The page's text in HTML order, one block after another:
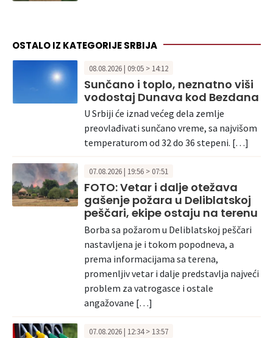
OSTALO IZ KATEGORIJE SRBIJA
08.08.2026 | 09:05 > 14:12
Sunčano i toplo, neznatno viši
vodostaj Dunava kod Bezdana
U Srbiji će iznad većeg dela zemlje
preovlađivati sunčano vreme, sa najvišom
temperaturom od 32 do 36 stepeni. […]
07.08.2026 | 19:56 > 07:51
FOTO: Vetar i dalje otežava
gašenje požara u Deliblatskoj
peščari, ekipe ostaju na terenu
Borba sa požarom u Deliblatskoj peščari
nastavljena je i tokom popodneva, a
prema informacijama sa terena,
promenljiv vetar i dalje predstavlja najveći
problem za vatrogasce i ostale
angažovane […]
07.08.2026 | 12:34 > 13:57